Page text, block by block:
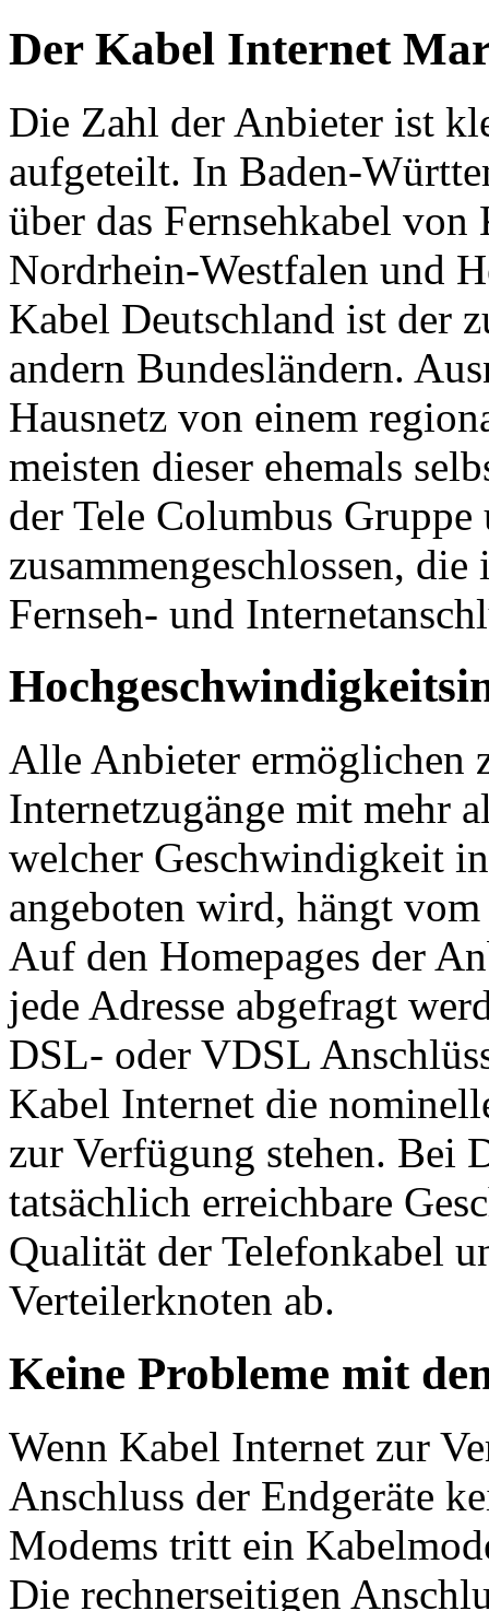
Der Kabel Internet
Die Zahl der Anbieter ist
aufgeteilt. In Baden-
über das Fernsehkabel
Nordrhein-Westfalen und
Kabel Deutschland ist der
andern Bundesländern.
Hausnetz von einem
meisten dieser ehemals
der Tele Columbus
zusammengeschlossen,
Fernseh- und
Alle Anbieter ermöglichen
Internetzugänge mit mehr
welcher Geschwindigkeit
angeboten wird, hängt vom
Auf den Homepages der
jede Adresse abgefragt
DSL- oder VDSL
Kabel Internet die
zur Verfügung stehen. Bei
tatsächlich erreichbare
Qualität der Telefonkabel
Verteilerknoten ab.
Keine Probleme mit
Wenn Kabel Internet zur
Anschluss der Endgeräte
Modems tritt ein
Die rechnerseitigen